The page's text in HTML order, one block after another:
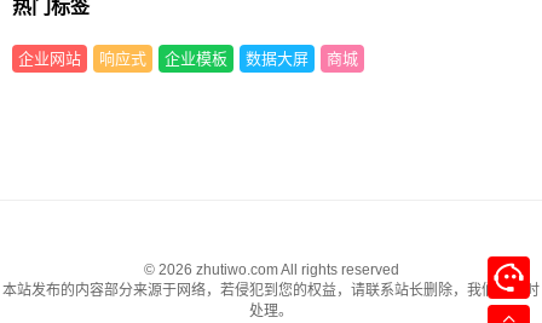
热门标签
企业网站 响应式 企业模板 数据大屏 商城
© 2026 zhutiwo.com All rights reserved
本站发布的内容部分来源于网络，若侵犯到您的权益，请联系站长删除，我们将及时
处理。